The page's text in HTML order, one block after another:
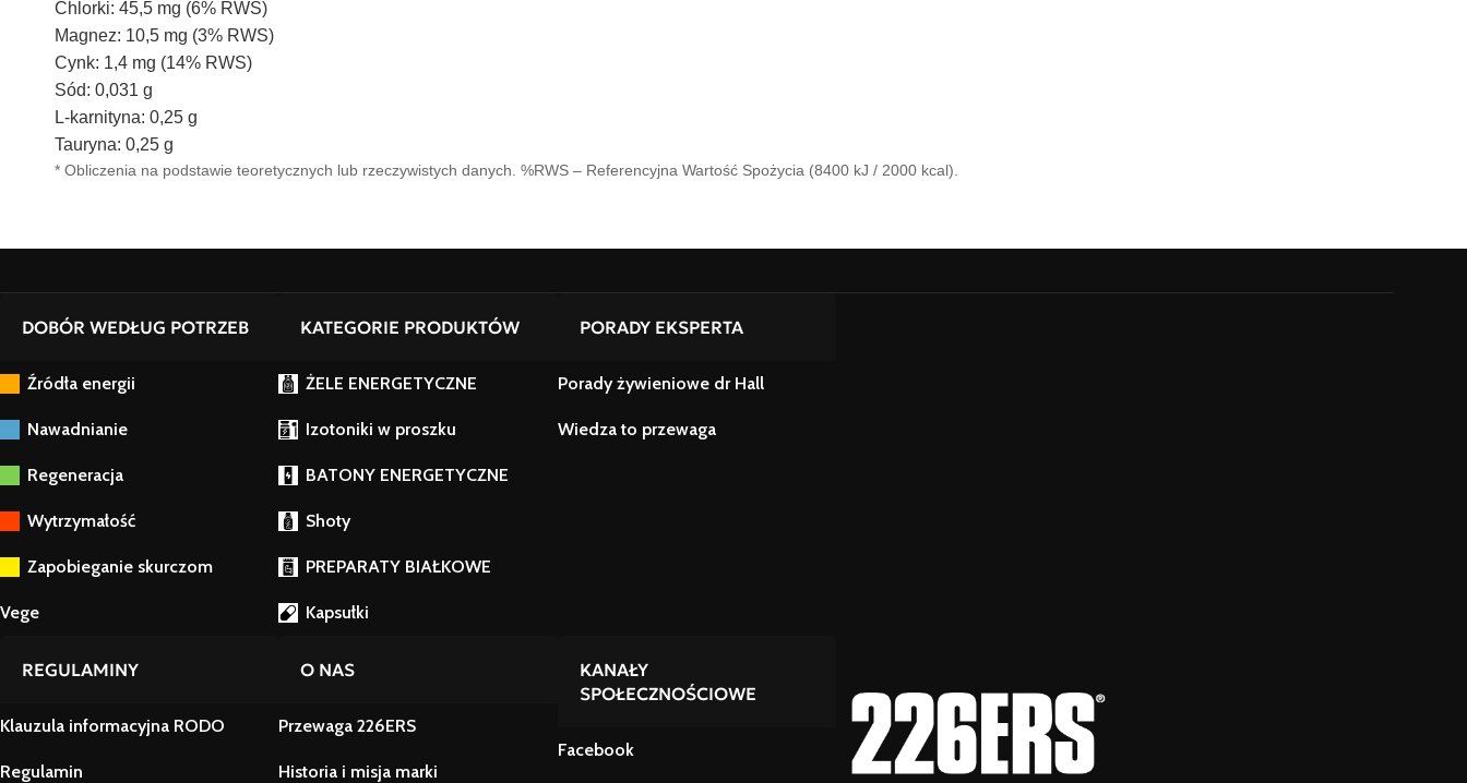
Chlorki: 45,5 mg (6% RWS)
Magnez: 10,5 mg (3% RWS)
Cynk: 1,4 mg (14% RWS)
Sód: 0,031 g
L-karnityna: 0,25 g
Tauryna: 0,25 g
* Obliczenia na podstawie teoretycznych lub rzeczywistych danych. %RWS – Referencyjna Wartość Spożycia (8400 kJ / 2000 kcal).
DOBÓR WEDŁUG POTRZEB
Źródła energii
Nawadnianie
Regeneracja
Wytrzymałość
Zapobieganie skurczom
Vege
KATEGORIE PRODUKTÓW
ŻELE ENERGETYCZNE
Izotoniki w proszku
BATONY ENERGETYCZNE
Shoty
PREPARATY BIAŁKOWE
Kapsułki
PORADY EKSPERTA
Porady żywieniowe dr Hall
Wiedza to przewaga
REGULAMINY
Klauzula informacyjna RODO
Regulamin
O NAS
Przewaga 226ERS
Historia i misja marki
KANAŁY
SPOŁECZNOŚCIOWE
Facebook